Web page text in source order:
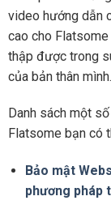
video hướng dẫn
cao cho
thập được trong
của bản thân mình.
Danh sách một
Flatsome bạn có
Bảo mật
phương pháp